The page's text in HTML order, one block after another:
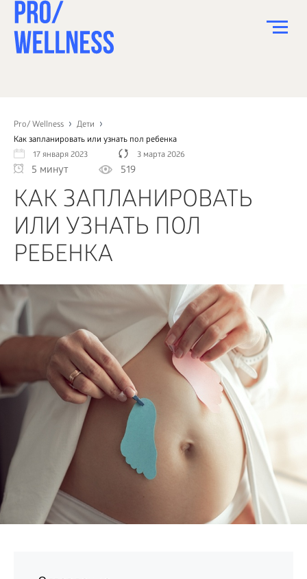
Pro/ Wellness
Дети
Как запланировать или узнать пол ребенка
17 января 2023
3 марта 2026
5 минут 519
КАК ЗАПЛАНИРОВАТЬ
ИЛИ УЗНАТЬ ПОЛ
РЕБЕНКА
СПОРТ
ЗДОРОВЬЕ
КРАСОТА
ПСИХОЛОГИЯ
ДЕТИ
ДОМ
КАК?
БИЗНЕС